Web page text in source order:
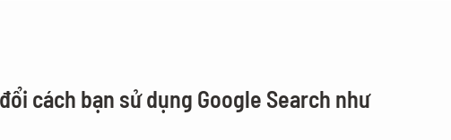
cách bạn sử dụng Google Search như